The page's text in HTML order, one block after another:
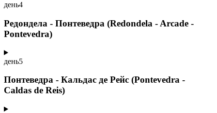
день4
Редондела - Понтеведра (Redondela - Arcade -
Pontevedra)
день5
Понтеведра - Кальдас де Рейс (Pontevedra -
Caldas de Reis)